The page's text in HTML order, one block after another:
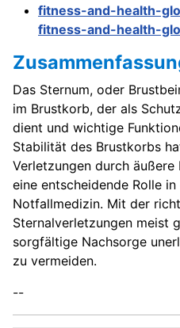
fitness-and-health-
fitness-and-health-
Das Sternum, oder
im Brustkorb, der als
dient und wichtige
Stabilität des Brustkorbs
Verletzungen durch
eine entscheidende Rolle
Notfallmedizin. Mit der
Sternalverletzungen meist
sorgfältige Nachsorge
zu vermeiden.
--